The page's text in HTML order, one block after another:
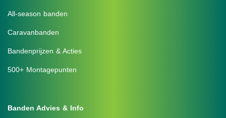
All-season banden
Caravanbanden
Bandenprijzen & Acties
500+ Montagepunten
Banden Advies & Info